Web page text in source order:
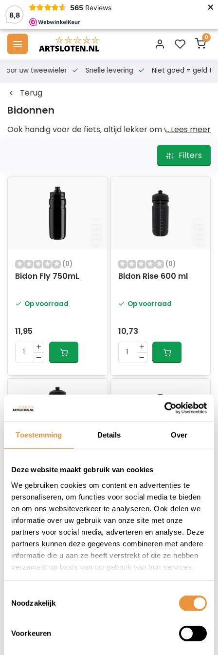
Toestemming Details Over
Deze website maakt gebruik van cookies
We gebruiken cookies om content en advertenties te
personaliseren, om functies voor social media te bieden
en om ons websiteverkeer te analyseren. Ook delen we
informatie over uw gebruik van onze site met onze
partners voor social media, adverteren en analyse. Deze
partners kunnen deze gegevens combineren met andere
informatie die u aan ze heeft verstrekt of die ze hebben
verzameld op basis van uw gebruik van hun services.
Noodzakelijk
Voorkeuren
8,8
565 Reviews ×
0
voor uw tweewieler Snelle levering Niet goed = geld
Terug
Bidonnen
Ook handig voor de fiets, altijd lekker om water bij u
...Lees meer
Filters
(0)
Bidon Fly 750mL
Op voorraad
11,95
(0)
Bidon Rise 600 ml
Op voorraad
10,73
(0)
Op voorraad
8,95
Op voorraad
9,95